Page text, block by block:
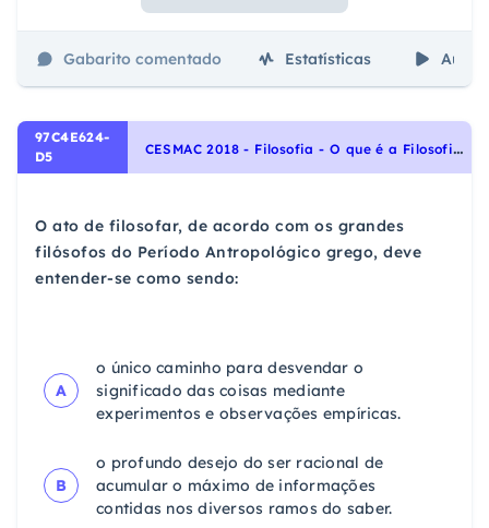
Gabarito comentado Estatísticas Aulas
97C4E624-
D5
C
ESMAC 2018 - Filosofia - O que é a Filosofia, O Fazer Filosófico
O ato de filosofar, de acordo com os grandes
filósofos do Período Antropológico grego, deve
entender-se como sendo:
A
o único caminho para desvendar o
significado das coisas mediante
experimentos e observações empíricas.
B
o profundo desejo do ser racional de
acumular o máximo de informações
contidas nos diversos ramos do saber.